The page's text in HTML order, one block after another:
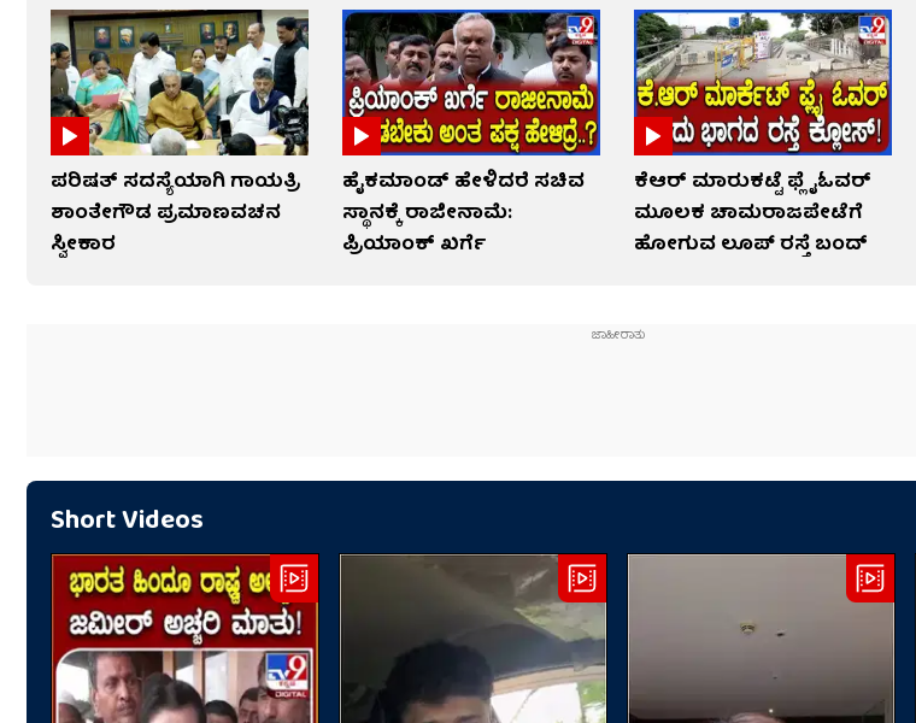
ಪರಿಷತ್ ಸದಸ್ಯೆಯಾಗಿ ಗಾಯತ್ರಿ
ಶಾಂತೇಗೌಡ ಪ್ರಮಾಣವಚನ
ಸ್ವೀಕಾರ
ಹೈಕಮಾಂಡ್​​ ಹೇಳಿದರೆ ಸಚಿವ
ಸ್ಥಾನಕ್ಕೆ ರಾಜೀನಾಮೆ:
ಪ್ರಿಯಾಂಕ್​​ ಖರ್ಗೆ
ಕೆಆರ್ ಮಾರುಕಟ್ಟೆ ಫ್ಲೈಓವರ್
ಮೂಲಕ ಚಾಮರಾಜಪೇಟೆಗೆ
ಹೋಗುವ ಲೂಪ್ ರಸ್ತೆ ಬಂದ್
Short Videos